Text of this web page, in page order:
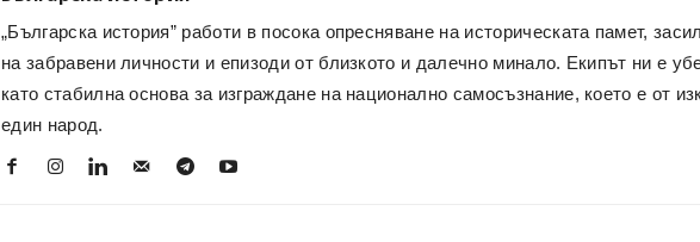
„Българска история” работи в посока опресняване на историческата памет,
на забравени личности и епизоди от близкото и далечно минало. Екипът ни е
като стабилна основа за изграждане на национално самосъзнание, което е от
един народ.